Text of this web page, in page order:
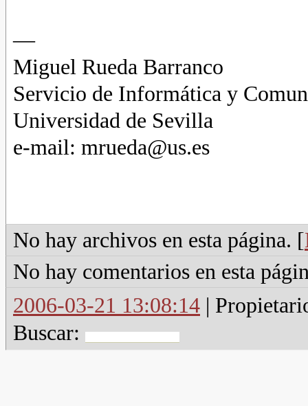
—
Miguel Rueda Barranco
Servicio de Informática y
Universidad de Sevilla
e-mail: mrueda@us.es
No hay archivos en esta página. [
No hay comentarios en esta
2006-03-21 13:08:14 |
Buscar: